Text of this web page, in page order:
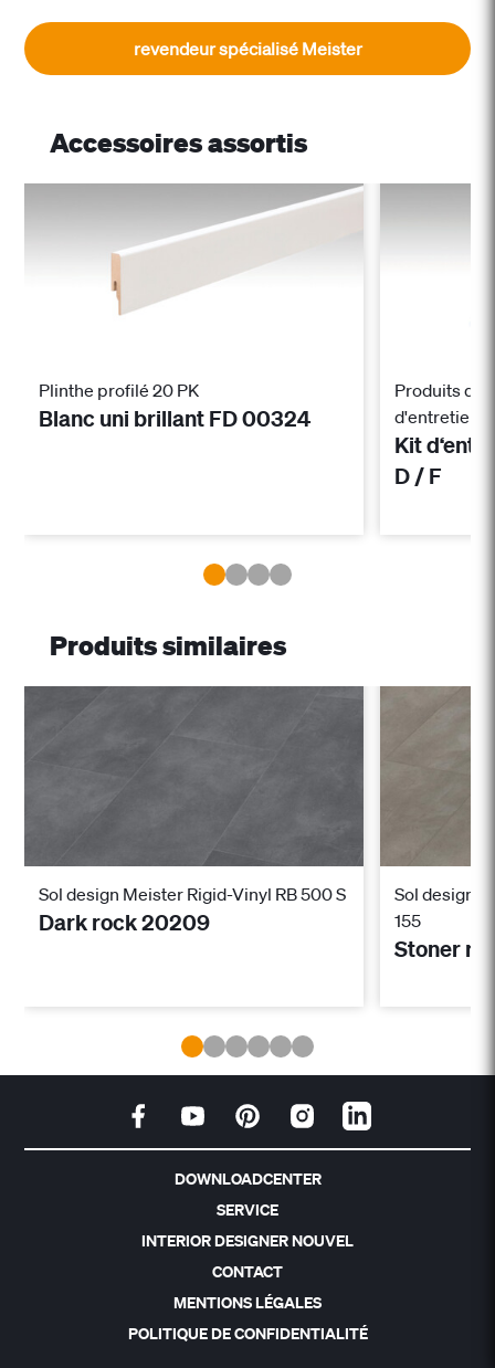
revendeur spécialisé Meister
Accessoires assortis
Plinthe profilé 20 PK
Blanc uni brillant FD 00324
Produits de
d'entretien
Kit
D / F
Produits similaires
Sol design Meister Rigid-Vinyl RB 500 S
Dark rock 20209
Sol design
155
Stoner
DOWNLOADCENTER
SERVICE
INTERIOR DESIGNER NOUVEL
CONTACT
MENTIONS LÉGALES
POLITIQUE DE CONFIDENTIALITÉ